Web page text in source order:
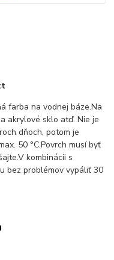
farba na vodnej báze.Na
akrylové sklo atď. Nie je
dňoch, potom je
50 °C.Povrch musí byť
kombinácii s
bez problémov vypáliť 30